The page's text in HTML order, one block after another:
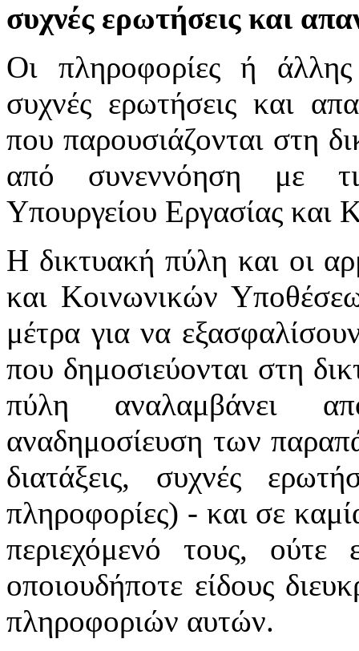
συχνές ερωτήσεις και
Οι πληροφορίες ή άλλης
συχνές ερωτήσεις και
που παρουσιάζονται στη
από συνεννόηση με
Υπουργείου Εργασίας και
Η δικτυακή πύλη και οι
και Κοινωνικών
μέτρα για να
που δημοσιεύονται στη
πύλη αναλαμβάνει
αναδημοσίευση των
διατάξεις, συχνές
πληροφορίες) - και σε
περιεχόμενό τους, ούτε
οποιουδήποτε είδους
πληροφοριών αυτών.